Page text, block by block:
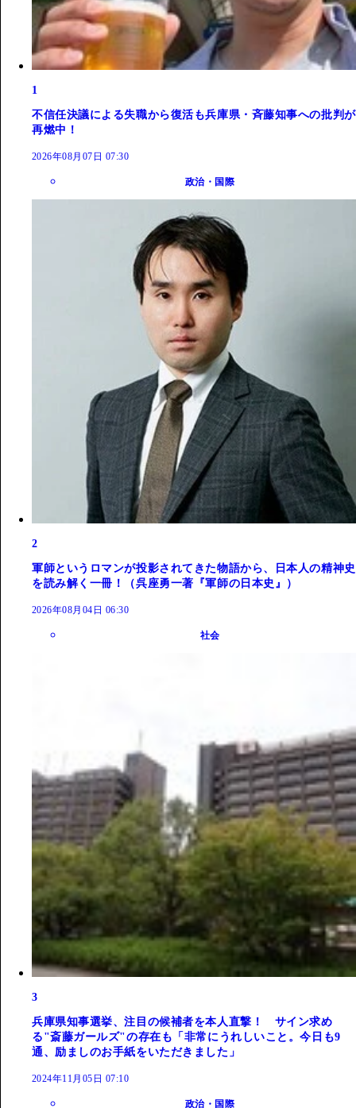
1
不信任決議による失職から復活も兵庫県・斉藤知事への批判が
再燃中！
2026年08月07日 07:30
政治・国際
2
軍師というロマンが投影されてきた物語から、日本人の精神史
を読み解く一冊！（呉座勇一著『軍師の日本史』）
2026年08月04日 06:30
社会
3
兵庫県知事選挙、注目の候補者を本人直撃！ サイン求め
る"斎藤ガールズ"の存在も「非常にうれしいこと。今日も9
通、励ましのお手紙をいただきました」
2024年11月05日 07:10
政治・国際